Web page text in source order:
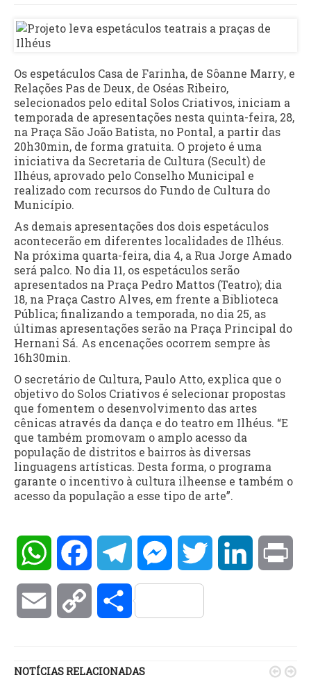
Os espetáculos Casa de Farinha, de Sôanne Marry, e
Relações Pas de Deux, de Oséas Ribeiro,
selecionados pelo edital Solos Criativos, iniciam a
temporada de apresentações nesta quinta-feira, 28,
na Praça São João Batista, no Pontal, a partir das
20h30min, de forma gratuita. O projeto é uma
iniciativa da Secretaria de Cultura (Secult) de
Ilhéus, aprovado pelo Conselho Municipal e
realizado com recursos do Fundo de Cultura do
Município.
As demais apresentações dos dois espetáculos
acontecerão em diferentes localidades de Ilhéus.
Na próxima quarta-feira, dia 4, a Rua Jorge Amado
será palco. No dia 11, os espetáculos serão
apresentados na Praça Pedro Mattos (Teatro); dia
18, na Praça Castro Alves, em frente a Biblioteca
Pública; finalizando a temporada, no dia 25, as
últimas apresentações serão na Praça Principal do
Hernani Sá. As encenações ocorrem sempre às
16h30min.
O secretário de Cultura, Paulo Atto, explica que o
objetivo do Solos Criativos é selecionar propostas
que fomentem o desenvolvimento das artes
cênicas através da dança e do teatro em Ilhéus. “E
que também promovam o amplo acesso da
população de distritos e bairros às diversas
linguagens artísticas. Desta forma, o programa
garante o incentivo à cultura ilheense e também o
acesso da população a esse tipo de arte”.
WhatsAppFacebookTelegramMessengerTwitter LinkedIn
Email Copy Compartilhar
NOTÍCIAS RELACIONADAS  